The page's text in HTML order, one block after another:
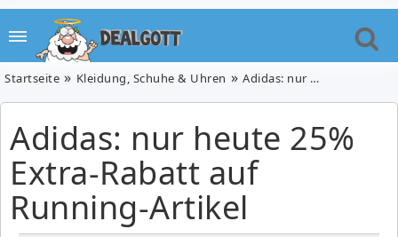
Startseite Kleidung, Schuhe & Uhren Adidas: nur heute 25% Extra-Rabatt auf Running-Artikel
Adidas: nur heute 25%
Extra-Rabatt auf
Running-Artikel